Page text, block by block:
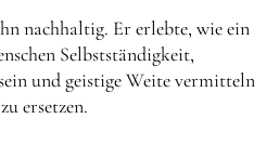
nachhaltig. Er erlebte, wie ein
Selbstständigkeit,
und geistige Weite vermitteln
ersetzen.